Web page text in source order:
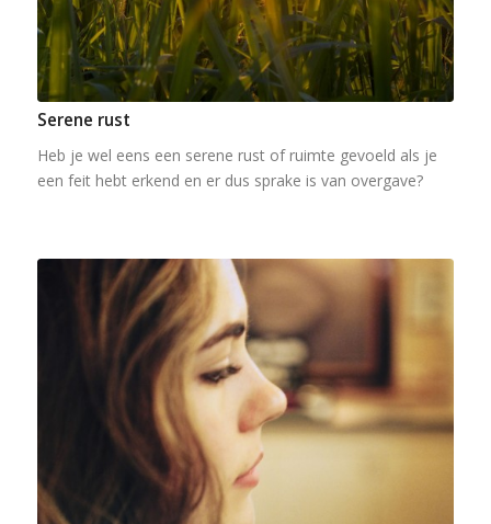
Serene rust
Heb je wel eens een serene rust of ruimte gevoeld als je
een feit hebt erkend en er dus sprake is van overgave?